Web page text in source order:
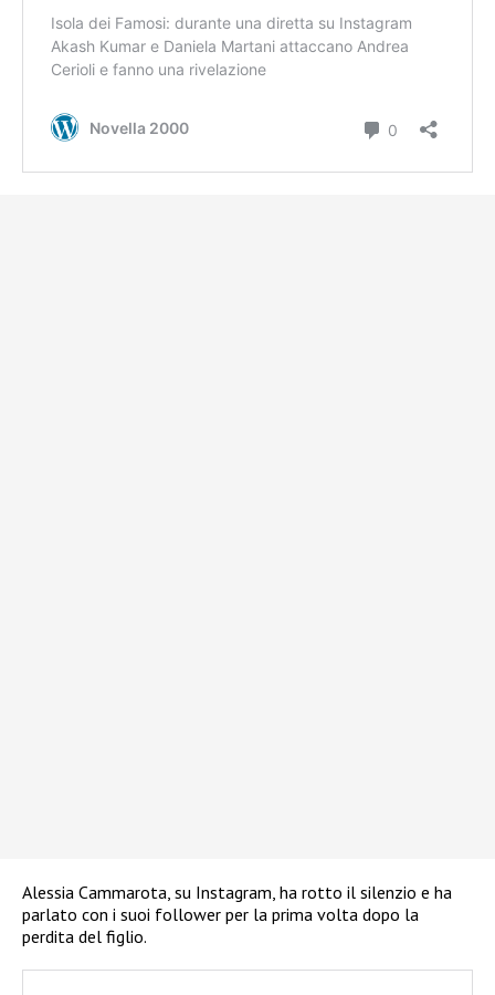
Alessia Cammarota, su Instagram, ha rotto il silenzio e ha
parlato con i suoi follower per la prima volta dopo la
perdita del figlio.